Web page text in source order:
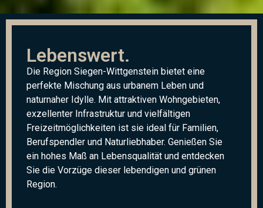
Lebenswert.
Die Region Siegen-Wittgenstein bietet eine
perfekte Mischung aus urbanem Leben und
naturnaher Idylle. Mit attraktiven Wohngebieten,
exzellenter Infrastruktur und vielfältigen
Freizeitmöglichkeiten ist sie ideal für Familien,
Berufspendler und Naturliebhaber. Genießen Sie
ein hohes Maß an Lebensqualität und entdecken
Sie die Vorzüge dieser lebendigen und grünen
Region.